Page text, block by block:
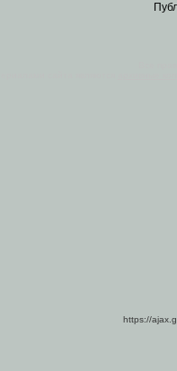
https://